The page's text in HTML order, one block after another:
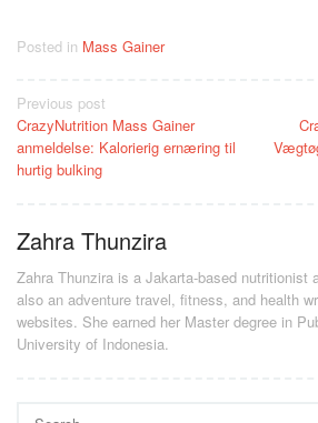
Posted in Mass Gainer
Post
navigation
Previous post
CrazyNutrition Mass Gainer
anmeldelse: Kalorierig ernæring til
hurtig bulking
Zahra Thunzira
Zahra Thunzira is a Jakarta-based nutritionist
also an adventure travel, fitness, and health
websites. She earned her Master degree in
University of Indonesia.